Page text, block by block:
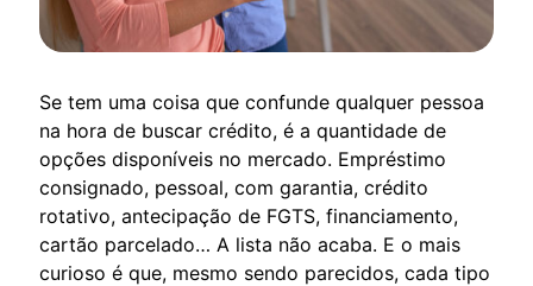
Se tem uma coisa que confunde qualquer pessoa
na hora de buscar crédito, é a quantidade de
opções disponíveis no mercado. Empréstimo
consignado, pessoal, com garantia, crédito
rotativo, antecipação de FGTS, financiamento,
cartão parcelado… A lista não acaba. E o mais
curioso é que, mesmo sendo parecidos, cada tipo